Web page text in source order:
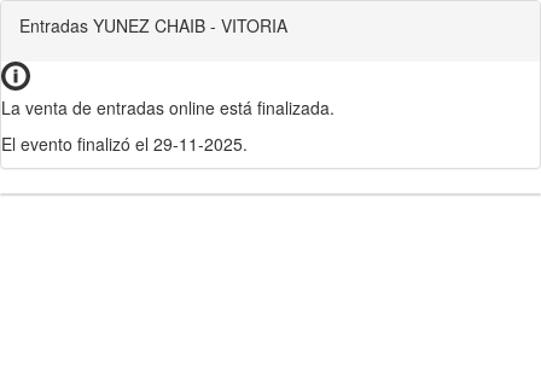
Entradas YUNEZ CHAIB - VITORIA
La venta de entradas online está finalizada.
El evento finalizó el 29-11-2025.